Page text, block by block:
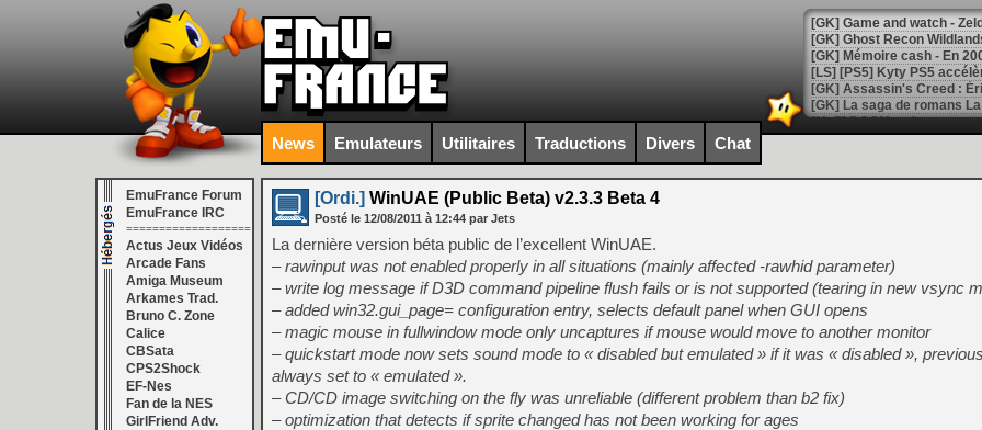
[Mo5] DOOM arrive en
[GK] Bethesda fête les 30
[GK] Roblox : l'action en
[GK] Agenda - GeForce
[LS] [PS5] ps5-y2jb-
[GK] Pourquoi Marvel
[GK] Test : Restory : Chill
[GK] GTA 6 : Rockstar
[GK] Hot Wheels Infinite
[GK] Mémoire cash -
[GK] Résultats Nintendo :
[GK] Déjà des
News Emulateurs Utilitaires Traductions Divers Chat
EmuFrance Forum
EmuFrance IRC
===================
Actus Jeux Vidéos
Arcade Fans
Amiga Museum
Arkames Trad.
Bruno C. Zone
Calice
CBSata
CPS2Shock
EF-Nes
Fan de la NES
GirlFriend Adv.
[Ordi.] WinUAE (Public Beta) v2.3.3 Beta 4
Posté le 12/08/2011 à 12:44 par Jets
La dernière version béta public de l’excellent WinUAE.
– rawinput was not enabled properly in all situations (mainly affected -rawhid parameter)
– write log message if D3D command pipeline flush fails or is not supported (tearing in new vsync
– added win32.gui_page= configuration entry, selects default panel when GUI opens
– magic mouse in fullwindow mode only uncaptures if mouse would move to another monitor
– quickstart mode now sets sound mode to « disabled but emulated » if it was « disabled »,
always set to « emulated ».
– CD/CD image switching on the fly was unreliable (different problem than b2 fix)
– optimization that detects if sprite changed has not been working for ages